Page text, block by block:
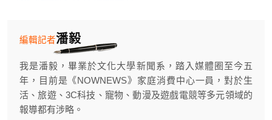
潘毅
編輯記者
我是潘毅，畢業於文化大學新聞系，踏入媒體圈至今五
年，目前是《NOWNEWS》家庭消費中心一員，對於生
活、旅遊、3C科技、寵物、動漫及遊戲電競等多元領域的
報導都有涉略。